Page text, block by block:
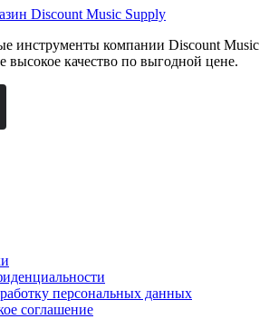
инструменты компании Discount Music
высокое качество по выгодной цене.
персональных данных
соглашение